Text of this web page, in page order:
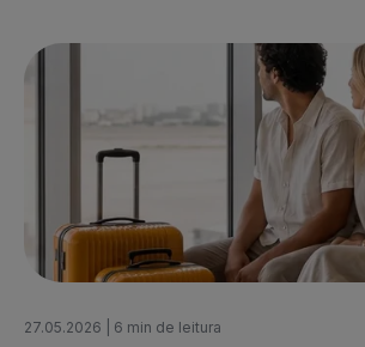
27.05.2026 | 6 min de leitura